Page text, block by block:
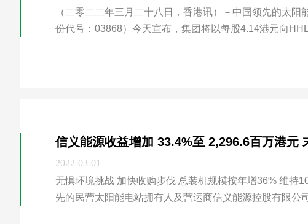
（二零二二年三月二十八日，香港讯）－中国领先的太阳
份代号：03868）今天宣布，集团将以每股4.14港元向
信义能源收益增加 33.4%至 2,296.6百万港元
2022-03-01
无惧环境挑战 加快收购步伐 总装机规模按年增36% 维持100%派息比率 （二零二二年二月二十八日，香港讯）－中国领
先的民营太阳能电站拥有人及营运商信义能源控股有限公